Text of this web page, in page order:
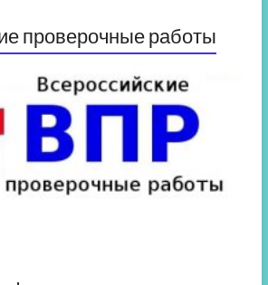
проверочные работы